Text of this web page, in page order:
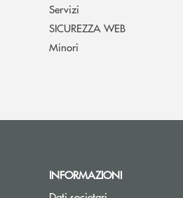
Servizi
SICUREZZA WEB
Minori
INFORMAZIONI